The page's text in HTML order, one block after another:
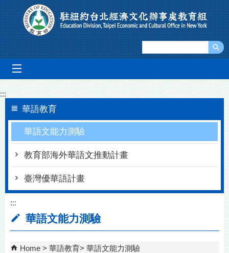
Go To Content
:::
華語教育
華語文能力測驗
教育部海外華語文推動計畫
臺灣優華語計畫
:::
華語文能力測驗
Home 華語教育 華語文能力測驗